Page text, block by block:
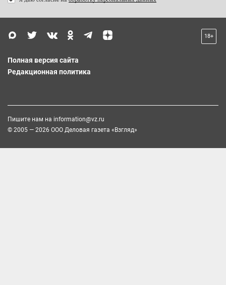
18+
Полная версия сайта
Редакционная политика
Пишите нам на information@vz.ru
© 2005 — 2026 ООО Деловая газета «Взгляд»